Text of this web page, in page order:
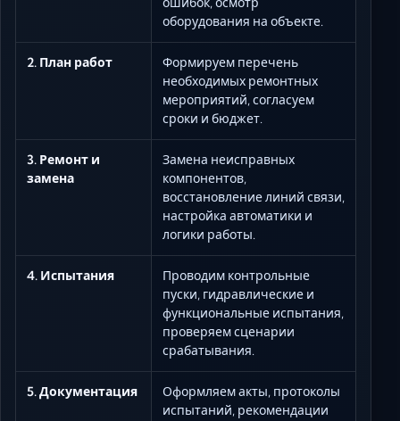
оборудования на объекте.
2. План работ
Формируем перечень
необходимых ремонтных
мероприятий, согласуем
сроки и бюджет.
3. Ремонт и
замена
Замена неисправных
компонентов,
восстановление линий связи,
настройка автоматики и
логики работы.
4. Испытания
Проводим контрольные
пуски, гидравлические и
функциональные испытания,
проверяем сценарии
срабатывания.
5. Документация
Оформляем акты, протоколы
испытаний, рекомендации